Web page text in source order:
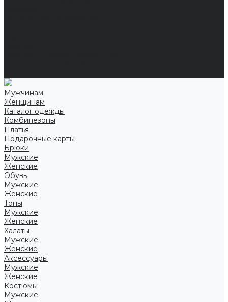
Мужчинам
Женщинам
Каталог одежды
Комбинезоны
Платья
Подарочные карты
Брюки
Мужские
Женские
Обувь
Мужские
Женские
Топы
Мужские
Женские
Халаты
Мужские
Женские
Аксессуары
Мужские
Женские
Костюмы
Мужские